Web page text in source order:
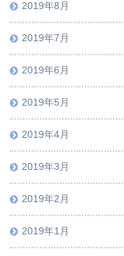
2019年8月
2019年7月
2019年6月
2019年5月
2019年4月
2019年3月
2019年2月
2019年1月